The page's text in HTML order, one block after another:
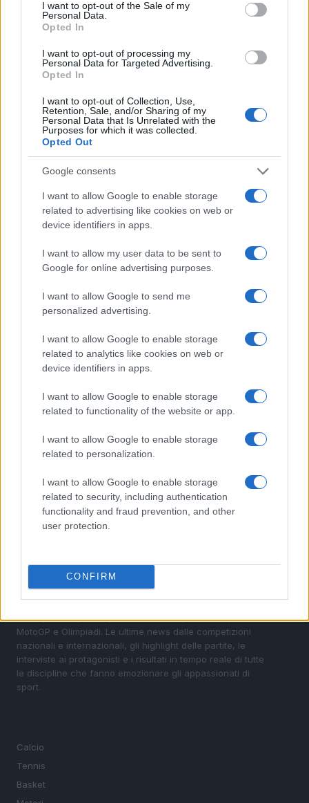
I want to opt-out of the Sale of my
Personal Data.
Opted In
I want to opt-out of processing my
Personal Data for Targeted Advertising.
Opted In
I want to opt-out of Collection, Use,
Retention, Sale, and/or Sharing of my
Personal Data that Is Unrelated with the
Purposes for which it was collected.
Opted Out
Google consents
I want to allow Google to enable storage
related to advertising like cookies on web or
device identifiers in apps.
I want to allow my user data to be sent to
Google for online advertising purposes.
I want to allow Google to send me
personalized advertising.
I want to allow Google to enable storage
related to analytics like cookies on web or
device identifiers in apps.
I want to allow Google to enable storage
related to functionality of the website or app.
I want to allow Google to enable storage
related to personalization.
I want to allow Google to enable storage
related to security, including authentication
functionality and fraud prevention, and other
user protection.
CONFIRM
Sportmagazine: notizie, approfondimenti e classifiche su
calcio, basket, tennis, ciclismo, motori, Formula 1,
MotoGP e Olimpiadi. Le ultime news dalle competizioni
nazionali e internazionali, gli highlight delle partite, le
interviste ai protagonisti e i risultati in tempo reale di tutte
le discipline che fanno emozionare gli appassionati di
sport.
Calcio
Tennis
Basket